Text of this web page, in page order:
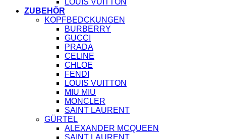
LOUIS VUITTON
ZUBEHÖR
KOPFBEDCKUNGEN
BURBERRY
GUCCI
PRADA
CELINE
CHLOE
FENDI
LOUIS VUITTON
MIU MIU
MONCLER
SAINT LAURENT
GÜRTEL
ALEXANDER MCQUEEN
SAINT LAURENT